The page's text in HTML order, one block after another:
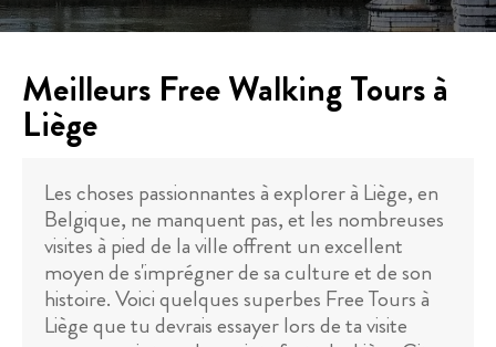
Meilleurs Free Walking Tours à
Liège
Les choses passionnantes à explorer à Liège, en
Belgique, ne manquent pas, et les nombreuses
visites à pied de la ville offrent un excellent
moyen de s'imprégner de sa culture et de son
histoire. Voici quelques superbes Free Tours à
Liège que tu devrais essayer lors de ta visite